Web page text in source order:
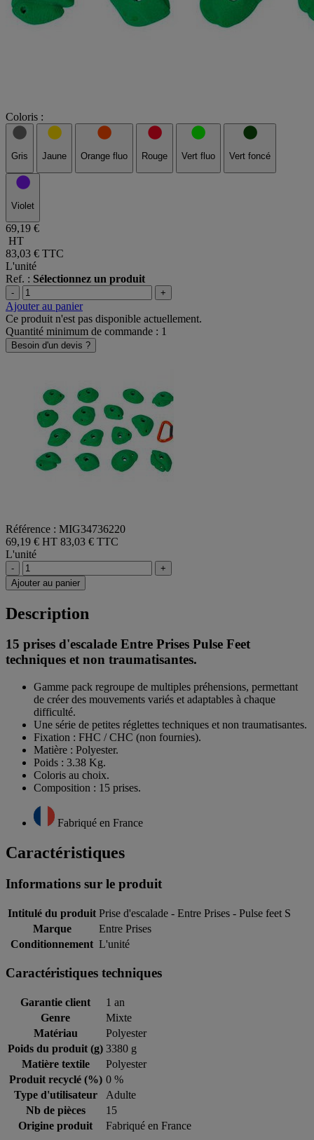
Coloris :
Gris Jaune Orange fluo Rouge Vert fluo Vert foncé
Violet
69,19 €
HT
83,03 € TTC
L'unité
Ref. : Sélectionnez un produit
- +
Ajouter au panier
Ce produit n'est pas disponible actuellement.
Quantité minimum de commande : 1
Besoin d'un devis ?
Référence : MIG34736220
69,19 € HT 83,03 € TTC
L'unité
-
+
Ajouter au panier
Description
15 prises d'escalade Entre Prises Pulse Feet
techniques et non traumatisantes.
Gamme pack regroupe de multiples préhensions, permettant
de créer des mouvements variés et adaptables à chaque
difficulté.
Une série de petites réglettes techniques et non traumatisantes.
Fixation : FHC / CHC (non fournies).
Matière : Polyester.
Poids : 3.38 Kg.
Coloris au choix.
Composition : 15 prises.
Fabriqué en France
Caractéristiques
Informations sur le produit
Intitulé du produit Prise d'escalade - Entre Prises - Pulse feet S
Marque
Entre Prises
Conditionnement L'unité
Caractéristiques techniques
Garantie client
1 an
Genre
Mixte
Matériau
Polyester
Poids du produit (g) 3380 g
Matière textile
Polyester
Produit recyclé (%) 0 %
Type d'utilisateur
Adulte
Nb de pièces
15
Origine produit
Fabriqué en France